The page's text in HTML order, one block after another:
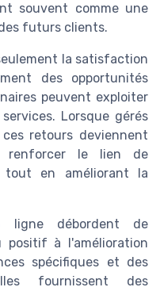
souvent comme une
futurs clients.
la satisfaction
des opportunités
peuvent exploiter
Lorsque gérés
retours deviennent
renforcer le lien de
tout en améliorant la
ligne débordent de
positif à l'amélioration
spécifiques et des
fournissent des